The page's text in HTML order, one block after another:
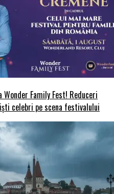
Wonder Family Fest! Reduceri
celebri pe scena festivalului